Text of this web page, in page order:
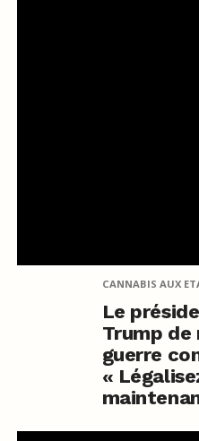
CANNABIS AUX
Le
Trump
guerre
«